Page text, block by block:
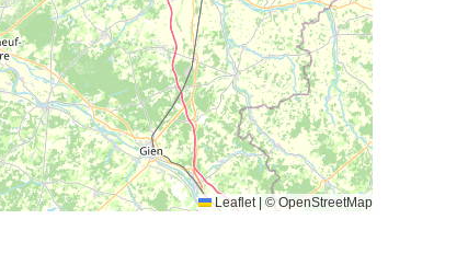
Leaflet © OpenStreetMap